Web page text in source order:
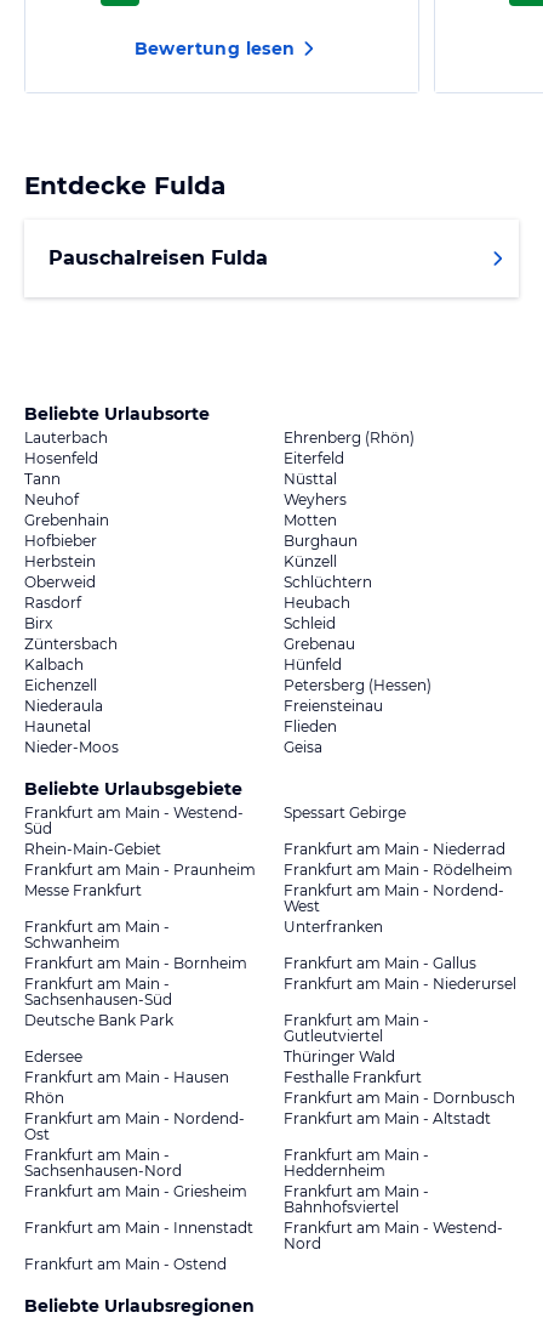
Bewertung lesen
Entdecke Fulda
Pauschalreisen Fulda
Beliebte Urlaubsorte
Lauterbach
Ehrenberg (Rhön)
Hosenfeld
Eiterfeld
Tann
Nüsttal
Neuhof
Weyhers
Grebenhain
Motten
Hofbieber
Burghaun
Herbstein
Künzell
Oberweid
Schlüchtern
Rasdorf
Heubach
Birx
Schleid
Züntersbach
Grebenau
Kalbach
Hünfeld
Eichenzell
Petersberg (Hessen)
Niederaula
Freiensteinau
Haunetal
Flieden
Nieder-Moos
Geisa
Beliebte Urlaubsgebiete
Frankfurt am Main - Westend-
Süd
Spessart Gebirge
Rhein-Main-Gebiet
Frankfurt am Main - Niederrad
Frankfurt am Main - Praunheim
Frankfurt am Main - Rödelheim
Messe Frankfurt
Frankfurt am Main - Nordend-
West
Frankfurt am Main -
Schwanheim
Unterfranken
Frankfurt am Main - Bornheim
Frankfurt am Main - Gallus
Frankfurt am Main -
Sachsenhausen-Süd
Frankfurt am Main - Niederursel
Deutsche Bank Park
Frankfurt am Main -
Gutleutviertel
Edersee
Thüringer Wald
Frankfurt am Main - Hausen
Festhalle Frankfurt
Rhön
Frankfurt am Main - Dornbusch
Frankfurt am Main - Nordend-
Ost
Frankfurt am Main - Altstadt
Frankfurt am Main -
Sachsenhausen-Nord
Frankfurt am Main -
Heddernheim
Frankfurt am Main - Griesheim
Frankfurt am Main -
Bahnhofsviertel
Frankfurt am Main - Innenstadt
Frankfurt am Main - Westend-
Nord
Frankfurt am Main - Ostend
Beliebte Urlaubsregionen